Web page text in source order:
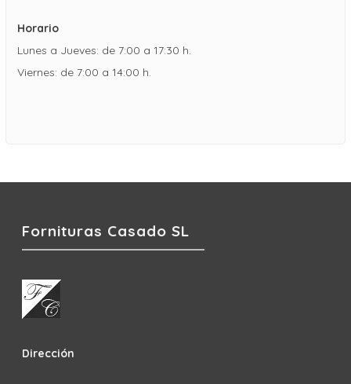
Horario
Lunes a Jueves: de 7:00 a 17:30 h.
Viernes: de 7:00 a 14:00 h.
Fornituras Casado SL
Dirección